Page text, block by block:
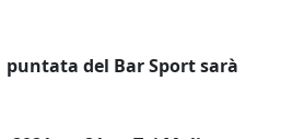
del Bar Sport sarà